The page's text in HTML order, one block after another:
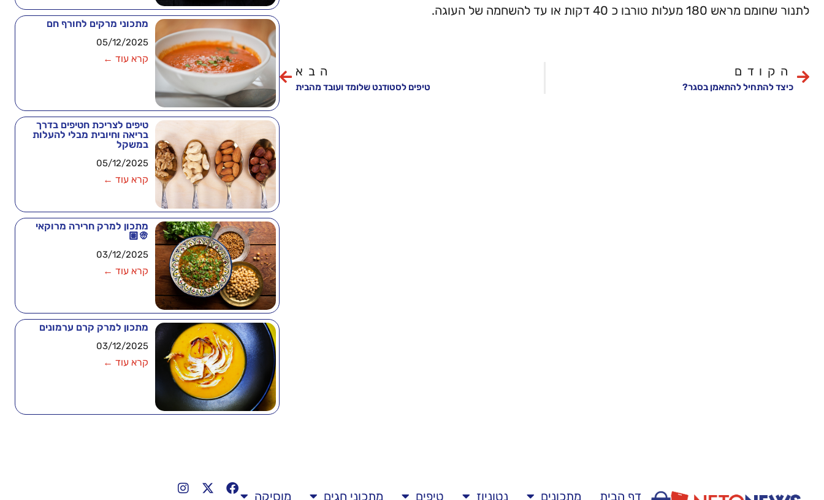
לתנור שחומם מראש 180 מעלות טורבו כ 40 דקות או עד להשחמה של העוגה.
הקודם
כיצד להתחיל להתאמן בסגר?
הבא
טיפים לסטודנט שלומד ועובד מהבית
מתכוני מרקים לחורף חם
05/12/2025
קרא עוד ←
טיפים לצריכת חטיפים בדרך
בריאה וחיובית מבלי להעלות
במשקל
05/12/2025
קרא עוד ←
מתכון למרק חרירה מרוקאי
👳🏽
03/12/2025
קרא עוד ←
מתכון למרק קרם ערמונים
03/12/2025
קרא עוד ←
דף הבית מתכונים נטוניוז טיפים מתכוני חגים מוסיקה